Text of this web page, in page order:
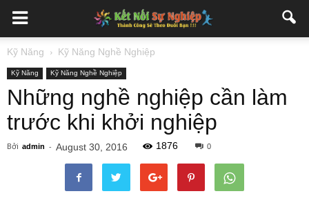
Kỹ Năng Kỹ Năng Nghề Nghiệp
Kỹ Năng Kỹ Năng Nghề Nghiệp
Những nghề nghiệp cần làm
trước khi khởi nghiệp
Bởi admin - August 30, 2016 1876 0